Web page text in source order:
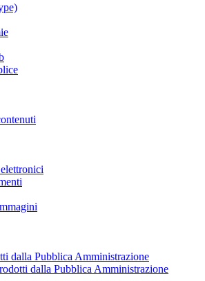
dalla Pubblica Amministrazione
dalla Pubblica Amministrazione